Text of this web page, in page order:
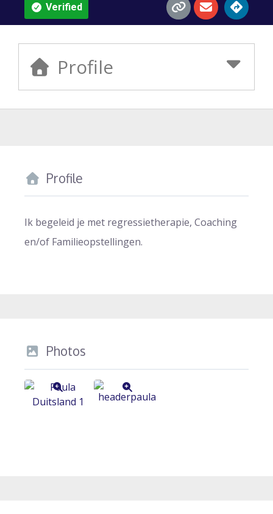
Verified
Profile
Profile
Ik begeleid je met regressietherapie, Coaching
en/of Familieopstellingen.
Photos